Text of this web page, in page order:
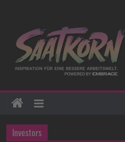
Investors